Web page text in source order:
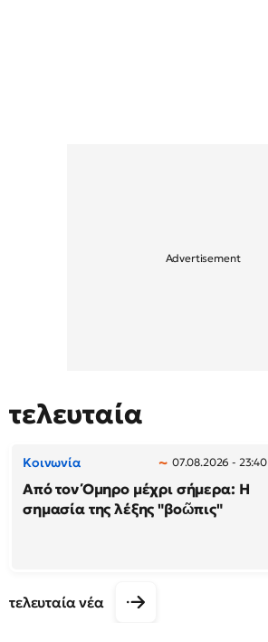
τελευταία
Κοινωνία 07.08.2026 - 23:40
Από τον Όμηρο μέχρι σήμερα: Η
σημασία της λέξης "βοῶπις"
τελευταία νέα